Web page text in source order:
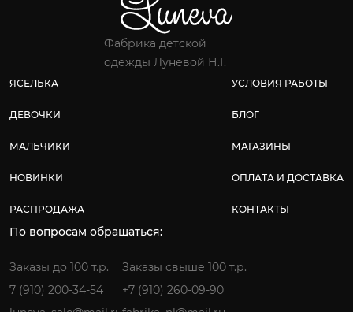
Фабрика детской
одежды Лунёвой Н.Г.
ЯСЕЛЬКА
ДЕВОЧКИ
МАЛЬЧИКИ
НОВИНКИ
РАСПРОДАЖА
УСЛОВИЯ РАБОТЫ
БЛОГ
МАГАЗИНЫ
ОПЛАТА И ДОСТАВКА
КОНТАКТЫ
По вопросам обращаться:
Заказы до 100 т.р.
7 (910) 200-34-54
Заказы свыше 100 т.р.
+7 (910) 260-09-90